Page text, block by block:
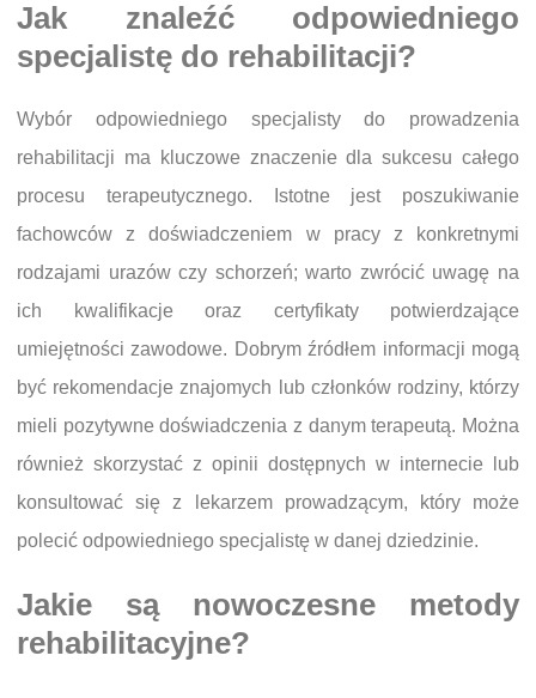
Jak znaleźć odpowiedniego
specjalistę do rehabilitacji?
Wybór odpowiedniego specjalisty do prowadzenia
rehabilitacji ma kluczowe znaczenie dla sukcesu całego
procesu terapeutycznego. Istotne jest poszukiwanie
fachowców z doświadczeniem w pracy z konkretnymi
rodzajami urazów czy schorzeń; warto zwrócić uwagę na
ich kwalifikacje oraz certyfikaty potwierdzające
umiejętności zawodowe. Dobrym źródłem informacji mogą
być rekomendacje znajomych lub członków rodziny, którzy
mieli pozytywne doświadczenia z danym terapeutą. Można
również skorzystać z opinii dostępnych w internecie lub
konsultować się z lekarzem prowadzącym, który może
polecić odpowiedniego specjalistę w danej dziedzinie.
Jakie są nowoczesne metody
rehabilitacyjne?